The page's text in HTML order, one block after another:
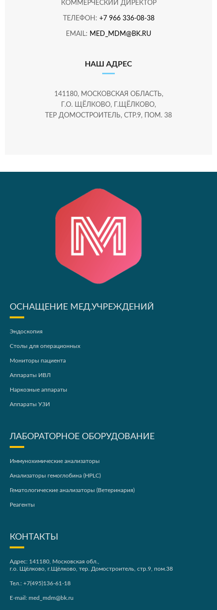
КОММЕРЧЕСКИЙ ДИРЕКТОР
ТЕЛЕФОН: +7 966 336-08-38
EMAIL: MED_MDM@BK.RU
НАШ АДРЕС
141180, МОСКОВСКАЯ ОБЛАСТЬ,
Г.О. ЩЁЛКОВО, Г.ЩЁЛКОВО,
ТЕР ДОМОСТРОИТЕЛЬ, СТР.9, ПОМ. 38
ОСНАЩЕНИЕ МЕД.УЧРЕЖДЕНИЙ
Эндоскопия
Столы для операционных
Мониторы пациента
Аппараты ИВЛ
Наркозные аппараты
Аппараты УЗИ
ЛАБОРАТОРНОЕ ОБОРУДОВАНИЕ
Иммунохимические анализаторы
Анализаторы гемоглобина (HPLC)
Гематологические анализаторы (Ветеринария)
Реагенты
КОНТАКТЫ
Адрес: 141180, Московская обл.,
г.о. Щёлково, г.Щёлково, тер. Домостроитель, стр.9, пом.38
Тел.: +7(495)136-61-18
E-mail: med_mdm@bk.ru